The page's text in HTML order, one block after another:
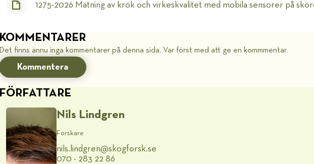
1275-2026 Mätning av krök och virkeskvalitet med mobila sensorer på
KOMMENTARER
Det finns ännu inga kommentarer på denna sida. Var först med att ge en kommmentar.
Kommentera
FÖRFATTARE
Nils Lindgren
Forskare
nils.lindgren@​skogforsk.se
070 - 283 22 86